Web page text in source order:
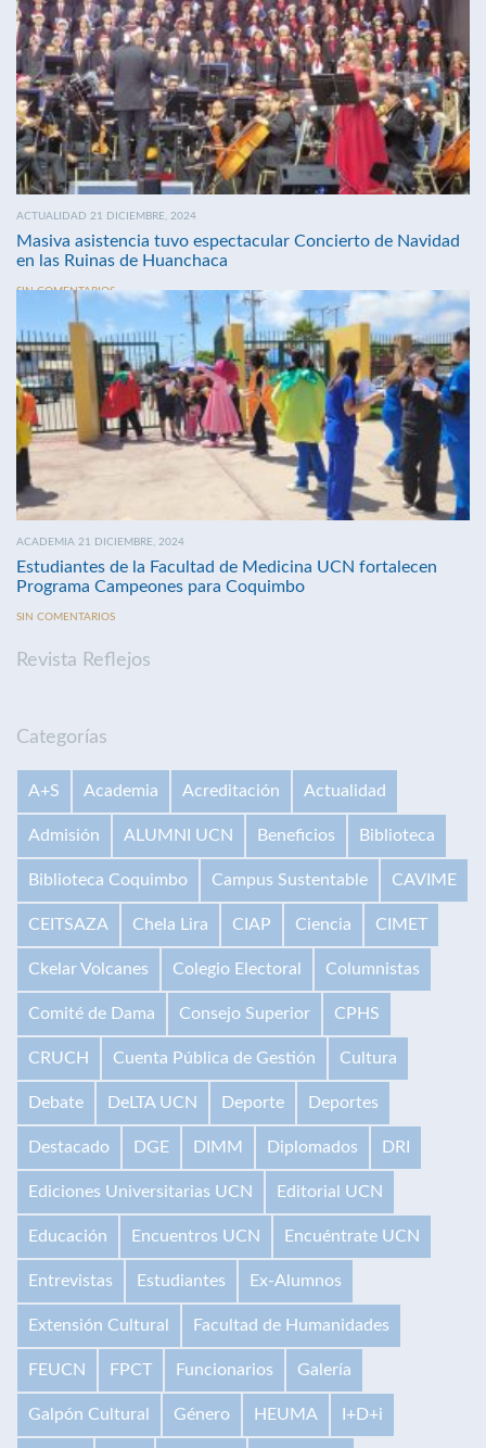
ACTUALIDAD 21 DICIEMBRE, 2024
Masiva asistencia tuvo espectacular Concierto de Navidad
en las Ruinas de Huanchaca
SIN COMENTARIOS
ACADEMIA 21 DICIEMBRE, 2024
Estudiantes de la Facultad de Medicina UCN fortalecen
Programa Campeones para Coquimbo
SIN COMENTARIOS
Revista Reflejos
Categorías
A+S Academia Acreditación Actualidad
Admisión ALUMNI UCN Beneficios Biblioteca
Biblioteca Coquimbo Campus Sustentable CAVIME
CEITSAZA Chela Lira CIAP Ciencia CIMET
Ckelar Volcanes Colegio Electoral Columnistas
Comité de Dama Consejo Superior CPHS
CRUCH Cuenta Pública de Gestión Cultura
Debate DeLTA UCN Deporte Deportes
Destacado DGE DIMM Diplomados DRI
Ediciones Universitarias UCN Editorial UCN
Educación Encuentros UCN Encuéntrate UCN
Entrevistas Estudiantes Ex-Alumnos
Extensión Cultural Facultad de Humanidades
FEUCN FPCT Funcionarios Galería
Galpón Cultural Género HEUMA I+D+i